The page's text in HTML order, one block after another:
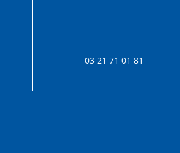
03 21 71 01 81